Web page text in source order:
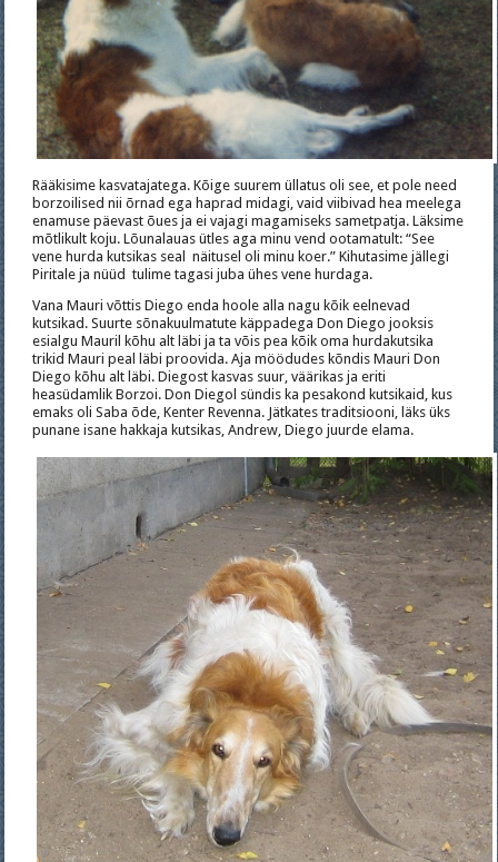
Rääkisime kasvatajatega. Kõige suurem üllatus oli see, et pole need
borzoilised nii õrnad ega haprad midagi, vaid viibivad hea meelega
enamuse päevast õues ja ei vajagi magamiseks sametpatja. Läksime
mõtlikult koju. Lõunalauas ütles aga minu vend ootamatult: “See
vene hurda kutsikas seal näitusel oli minu koer.” Kihutasime jällegi
Piritale ja nüüd tulime tagasi juba ühes vene hurdaga.
Vana Mauri võttis Diego enda hoole alla nagu kõik eelnevad
kutsikad. Suurte sõnakuulmatute käppadega Don Diego jooksis
esialgu Mauril kõhu alt läbi ja ta võis pea kõik oma hurdakutsika
trikid Mauri peal läbi proovida. Aja möödudes kõndis Mauri Don
Diego kõhu alt läbi. Diegost kasvas suur, väärikas ja eriti
heasüdamlik Borzoi. Don Diegol sündis ka pesakond kutsikaid, kus
emaks oli Saba õde, Kenter Revenna. Jätkates traditsiooni, läks üks
punane isane hakkaja kutsikas, Andrew, Diego juurde elama.